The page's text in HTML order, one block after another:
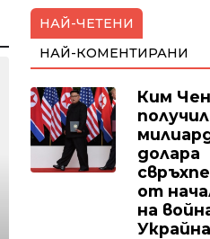
НАЙ-ЧЕТЕНИ
НАЙ-КОМЕНТИРАНИ
Ким
долара
от
на
Украйна